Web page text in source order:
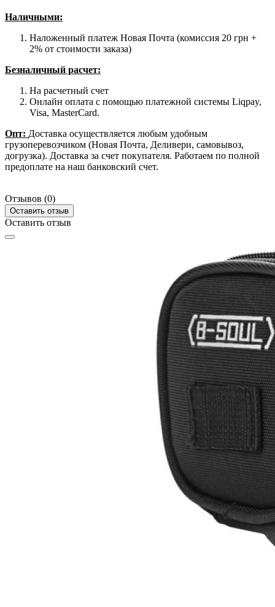
Наличными:
Наложенный платеж Новая Почта (комиссия 20 грн +
2% от стоимости заказа)
Безналичный расчет:
На расчетный счет
Онлайн оплата с помощью платежной системы Liqpay,
Visa, MasterCard.
Опт: Доставка осуществляется любым удобным
грузоперевозчиком (Новая Почта, Деливери, самовывоз,
догрузка). Доставка за счет покупателя. Работаем по полной
предоплате на наш банковский счет.
Отзывов (0)
Оставить отзыв
Оставить отзыв